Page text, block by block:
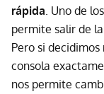
rápida . Uno de
permite salir de
Pero si
consola
nos permite